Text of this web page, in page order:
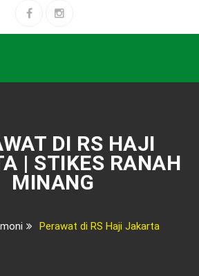
DI RS HAJI
| STIKES RANAH
MINANG
Perawat di RS Haji Jakarta